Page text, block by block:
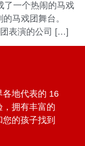
了一个热闹的马戏
马戏团舞台。
表演的公司 […]
各地代表的 16
，拥有丰富的
的孩子找到